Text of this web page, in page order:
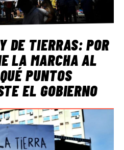
DE TIERRAS: POR
LA MARCHA AL
PUNTOS
EL GOBIERNO